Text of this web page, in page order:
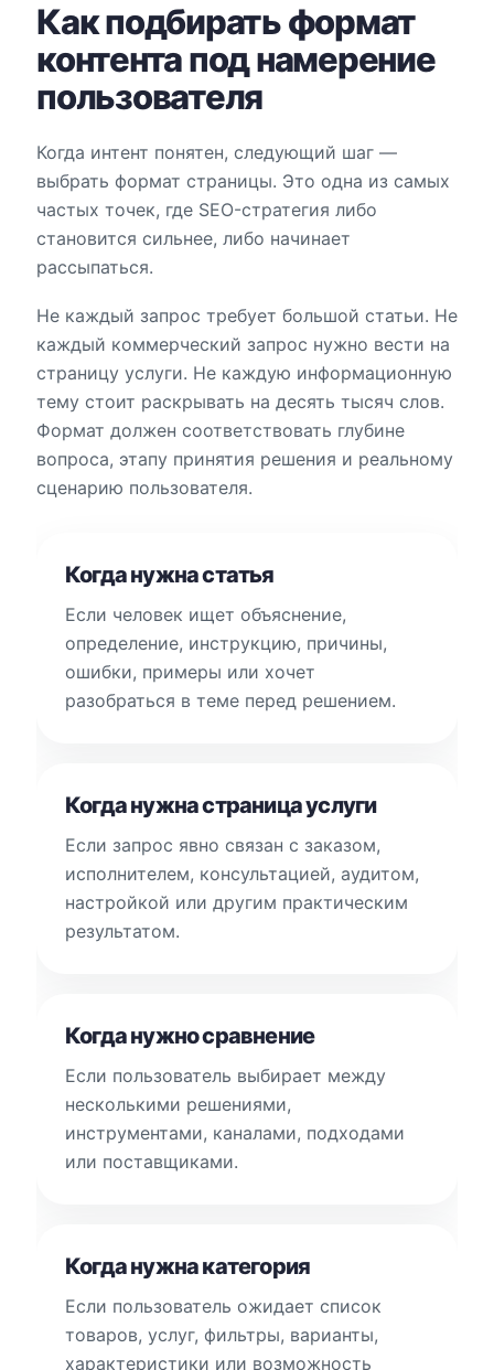
Как подбирать формат
контента под намерение
пользователя
Когда интент понятен, следующий шаг —
выбрать формат страницы. Это одна из самых
частых точек, где SEO-стратегия либо
становится сильнее, либо начинает
рассыпаться.
Не каждый запрос требует большой статьи. Не
каждый коммерческий запрос нужно вести на
страницу услуги. Не каждую информационную
тему стоит раскрывать на десять тысяч слов.
Формат должен соответствовать глубине
вопроса, этапу принятия решения и реальному
сценарию пользователя.
Когда нужна статья
Если человек ищет объяснение,
определение, инструкцию, причины,
ошибки, примеры или хочет
разобраться в теме перед решением.
Когда нужна страница услуги
Если запрос явно связан с заказом,
исполнителем, консультацией, аудитом,
настройкой или другим практическим
результатом.
Когда нужно сравнение
Если пользователь выбирает между
несколькими решениями,
инструментами, каналами, подходами
или поставщиками.
Когда нужна категория
Если пользователь ожидает список
товаров, услуг, фильтры, варианты,
характеристики или возможность